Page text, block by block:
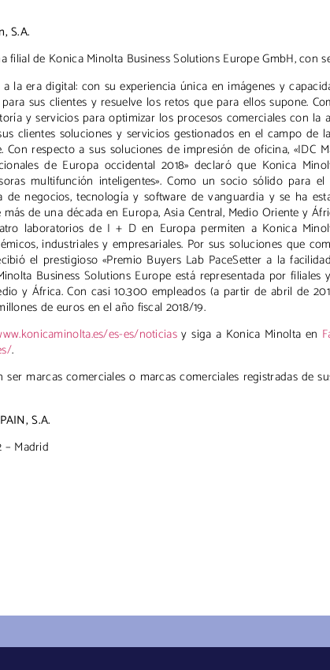
S.A.
filial de Konica Minolta Business Solutions Europe GmbH, con
la era digital: con su experiencia única en imágenes y
sus clientes y resuelve los retos que para ellos supone.
y servicios para optimizar los procesos comerciales con la
clientes soluciones y servicios gestionados en el campo de
respecto a sus soluciones de impresión de oficina, «IDC
de Europa occidental 2018» declaró que Konica
multifunción inteligentes». Como un socio sólido para
de negocios, tecnología y software de vanguardia y se ha
de una década en Europa, Asia Central, Medio Oriente y
laboratorios de I + D en Europa permiten a Konica
industriales y empresariales. Por sus soluciones que
el prestigioso «Premio Buyers Lab PaceSetter a la
Business Solutions Europe está representada por
y África. Con casi 10.300 empleados (a partir de abril de
de euros en el año fiscal 2018/19.
es-es/noticiasy siga a Konica Minolta en
.
marcas comerciales o marcas comerciales registradas de
S.A.
– Madrid